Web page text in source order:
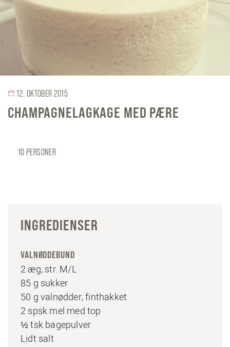
12. OKTOBER 2015
CHAMPAGNELAGKAGE MED PÆRE
10 PERSONER
INGREDIENSER
VALNØDDEBUND
2 æg, str. M/L
85 g sukker
50 g valnødder, finthakket
2 spsk mel med top
½ tsk bagepulver
Lidt salt